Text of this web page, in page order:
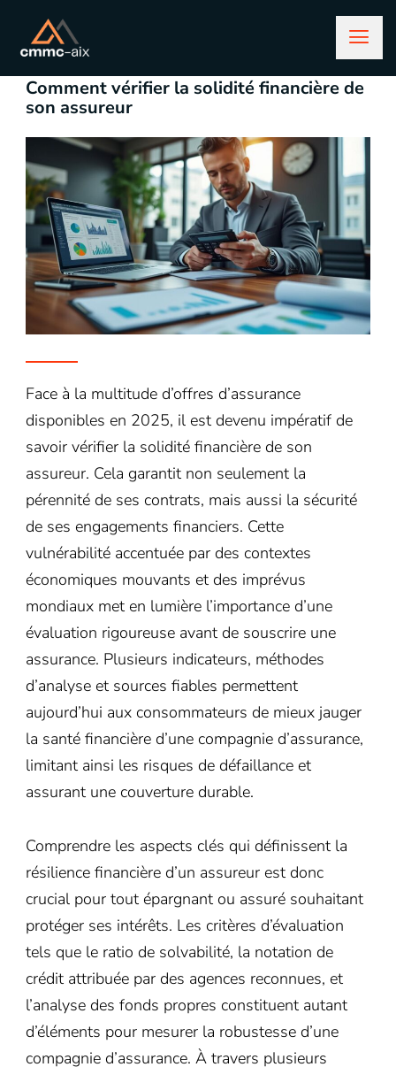
décembre 8, 2025
Comment vérifier la solidité financière de
son assureur
Face à la multitude d’offres d’assurance
disponibles en 2025, il est devenu impératif de
savoir vérifier la solidité financière de son
assureur. Cela garantit non seulement la
pérennité de ses contrats, mais aussi la sécurité
de ses engagements financiers. Cette
vulnérabilité accentuée par des contextes
économiques mouvants et des imprévus
mondiaux met en lumière l’importance d’une
évaluation rigoureuse avant de souscrire une
assurance. Plusieurs indicateurs, méthodes
d’analyse et sources fiables permettent
aujourd’hui aux consommateurs de mieux jauger
la santé financière d’une compagnie d’assurance,
limitant ainsi les risques de défaillance et
assurant une couverture durable.
Comprendre les aspects clés qui définissent la
résilience financière d’un assureur est donc
crucial pour tout épargnant ou assuré souhaitant
protéger ses intérêts. Les critères d’évaluation
tels que le ratio de solvabilité, la notation de
crédit attribuée par des agences reconnues, et
l’analyse des fonds propres constituent autant
d’éléments pour mesurer la robustesse d’une
compagnie d’assurance. À travers plusieurs